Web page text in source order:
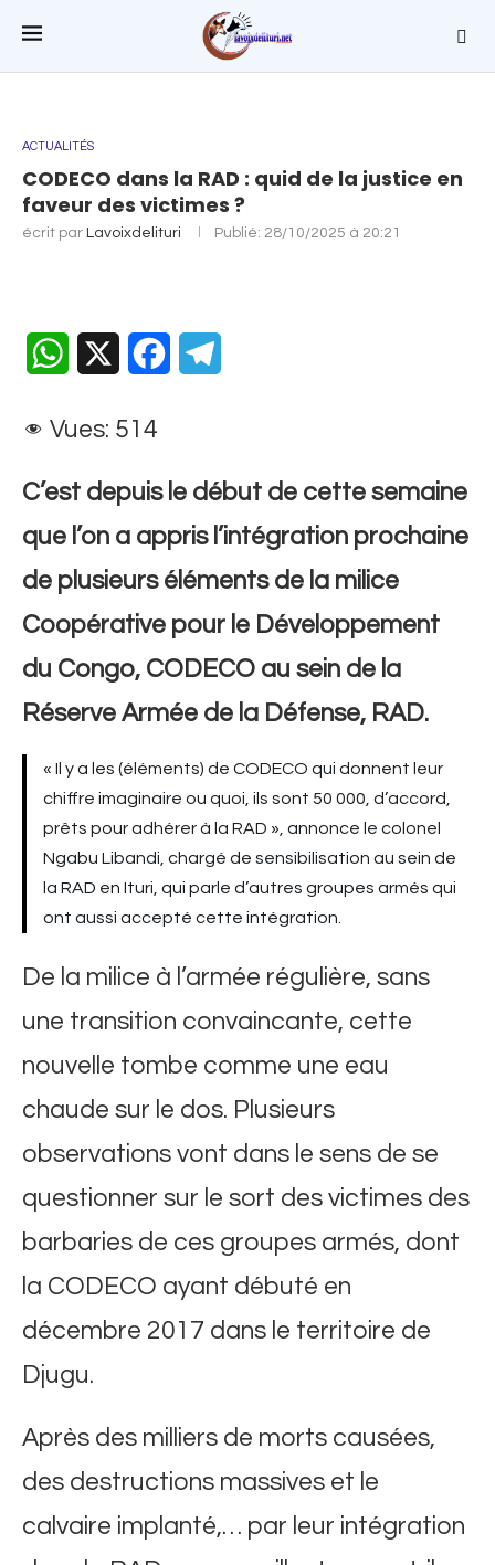
ACTUALITÉS
CODECO dans la RAD : quid de la justice en
faveur des victimes ?
écrit par Lavoixdelituri Publié: 28/10/2025 à 20:21
WhatsApp Facebook
Vues: 514
C’est depuis le début de cette semaine
que l’on a appris l’intégration prochaine
de plusieurs éléments de la milice
Coopérative pour le Développement
du Congo, CODECO au sein de la
Réserve Armée de la Défense, RAD.
« Il y a les (éléments) de CODECO qui donnent leur
chiffre imaginaire ou quoi, ils sont 50 000, d’accord,
prêts pour adhérer à la RAD », annonce le colonel
Ngabu Libandi, chargé de sensibilisation au sein de
la RAD en Ituri, qui parle d’autres groupes armés qui
ont aussi accepté cette intégration.
De la milice à l’armée régulière, sans
une transition convaincante, cette
nouvelle tombe comme une eau
chaude sur le dos. Plusieurs
observations vont dans le sens de se
questionner sur le sort des victimes des
barbaries de ces groupes armés, dont
la CODECO ayant débuté en
décembre 2017 dans le territoire de
Djugu.
Après des milliers de morts causées,
des destructions massives et le
calvaire implanté,… par leur intégration